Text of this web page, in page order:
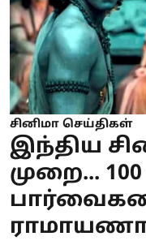
சினிமா செய்திகள்
இந்திய
முறை...
ராமாயணா